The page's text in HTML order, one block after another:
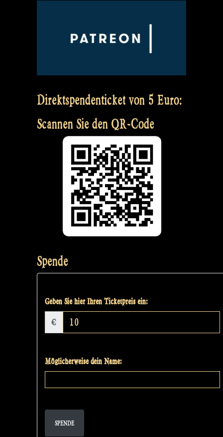
Direktspendenticket von 5 Euro:
Scannen Sie den QR-Code
Spende
Geben Sie hier Ihren Ticketpreis ein:
€
Möglicherweise dein Name:
SPENDE